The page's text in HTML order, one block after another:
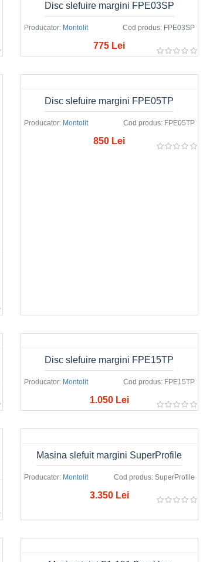
Producator: Montolit Cod produs: FPE03SP
Disc slefuire margini FPE03SP
775 Lei
Producator: Montolit Cod produs: FPE05TP
Disc slefuire margini FPE05TP
850 Lei
Producator: Montolit Cod produs: FPE15TP
Disc slefuire margini FPE15TP
1.050 Lei
Producator: Montolit Cod produs: SuperProfile
Masina slefuit margini SuperProfile
3.350 Lei